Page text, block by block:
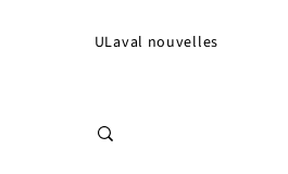
ULaval nouvelles